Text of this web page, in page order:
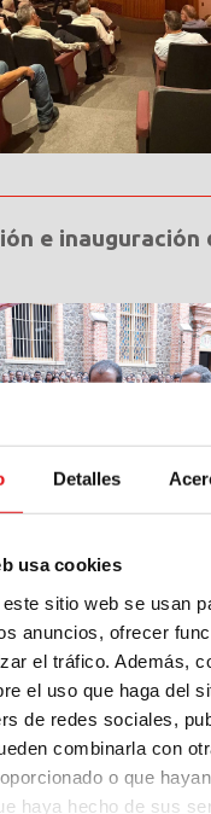
Detalles
usa cookies
sitio web se usan
anuncios, ofrecer
el tráfico. Además,
el uso que haga del
de redes sociales,
combinarla con
o que
haya hecho de sus
e inauguración
Doble jubileo